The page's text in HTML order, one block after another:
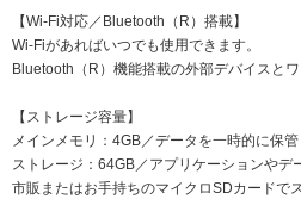
【Wi-Fi対応／Bluetooth（R）搭載】
Wi-Fiがあればいつでも使用できます。
Bluetooth（R）機能搭載の外部デバイスとワ
【ストレージ容量】
メインメモリ：4GB／データを一時的に保管
ストレージ：64GB／アプリケーションやデ
市販またはお手持ちのマイクロSDカードで